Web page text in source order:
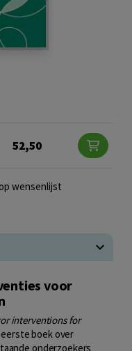
52,50
wensenlijst
voor
interventions for
boek over
onderzoekers